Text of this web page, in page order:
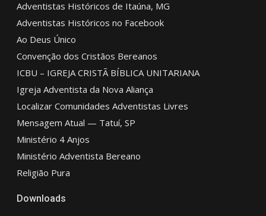
Adventistas Históricos de Itaúna, MG
Adventistas Históricos no Facebook
Ao Deus Único
Convenção dos Cristãos Bereanos
ICBU – IGREJA CRISTÃ BÍBLICA UNITARIANA
Igreja Adventista da Nova Aliança
Localizar Comunidades Adventistas Livres
Mensagem Atual — Tatuí, SP
Ministério 4 Anjos
Ministério Adventista Bereano
Religião Pura
Downloads